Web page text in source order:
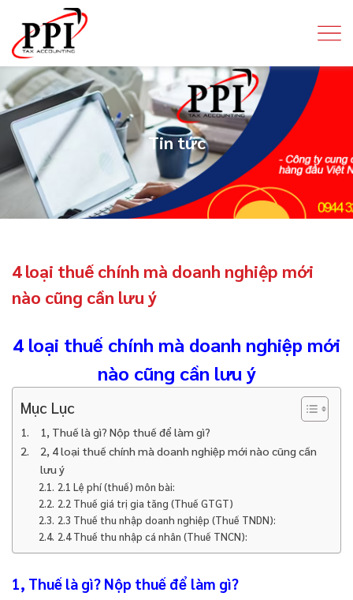
Tin tức
4 loại thuế chính mà doanh nghiệp mới
nào cũng cần lưu ý
4 loại thuế chính mà doanh nghiệp mới
nào cũng cần lưu ý
Mục Lục
1, Thuế là gì? Nộp thuế để làm gì?
2, 4 loại thuế chính mà doanh nghiệp mới nào cũng cần
lưu ý
2.1 Lệ phí (thuế) môn bài:
2.2 Thuế giá trị gia tăng (Thuế GTGT)
2.3 Thuế thu nhập doanh nghiệp (Thuế TNDN):
2.4 Thuế thu nhập cá nhân (Thuế TNCN):
1, Thuế là gì? Nộp thuế để làm gì?